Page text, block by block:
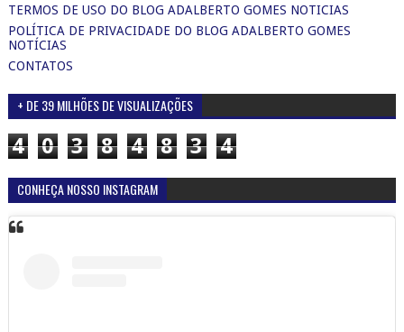
TERMOS DE USO DO BLOG ADALBERTO GOMES NOTICIAS
POLÍTICA DE PRIVACIDADE DO BLOG ADALBERTO GOMES
NOTÍCIAS
CONTATOS
+ DE 39 MILHÕES DE VISUALIZAÇÕES
4 0 3 8 4 8 3 4
CONHEÇA NOSSO INSTAGRAM